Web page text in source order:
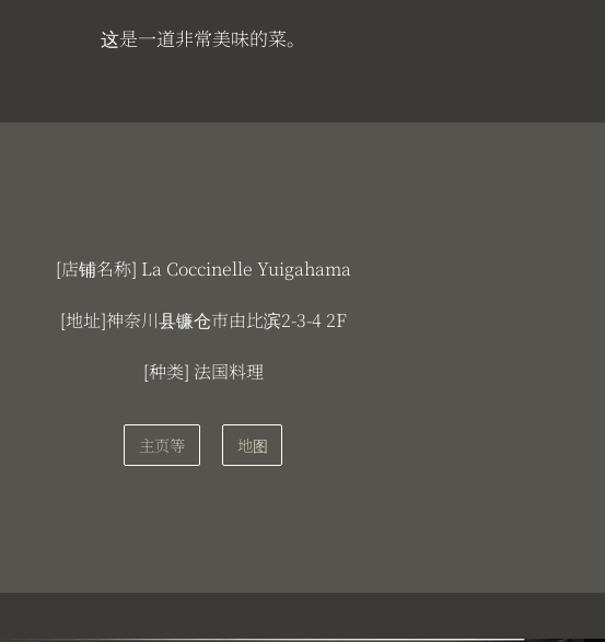
这是一道非常美味的菜。
[店铺名称] La Coccinelle Yuigahama
[地址]神奈川县镰仓市由比滨2-3-4 2F
[种类] 法国料理
主页等 地图